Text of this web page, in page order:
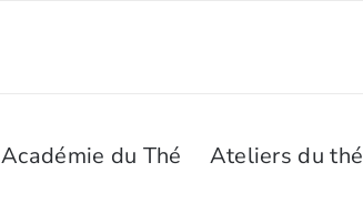
Académie du Thé Ateliers du thé